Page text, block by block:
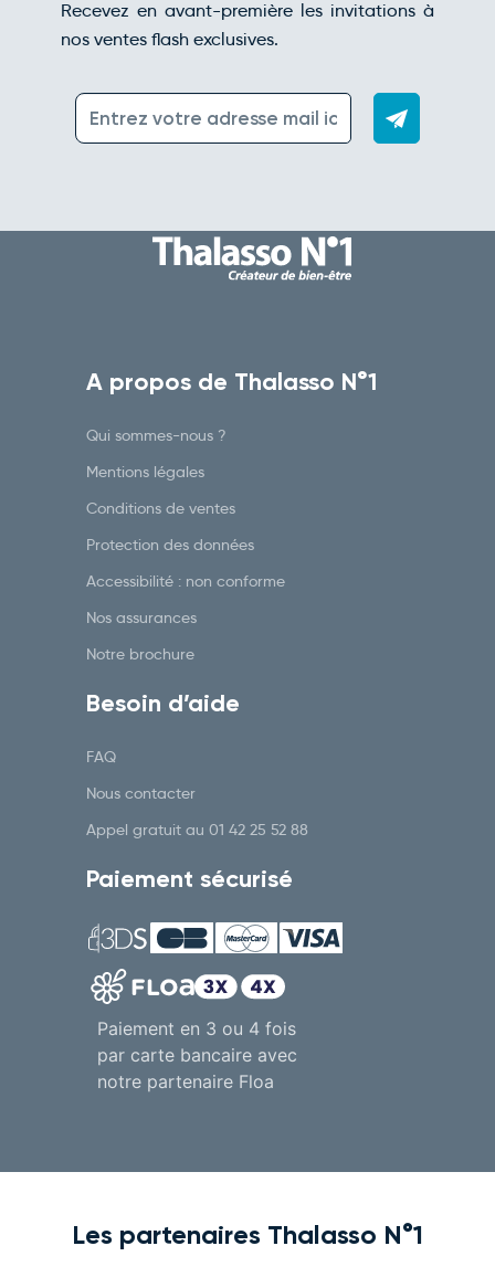
Recevez en avant-première les invitations à
nos ventes flash exclusives.
A propos de Thalasso N°1
Qui sommes-nous ?
Mentions légales
Conditions de ventes
Protection des données
Accessibilité : non conforme
Nos assurances
Notre brochure
Besoin d’aide
FAQ
Nous contacter
Appel gratuit au 01 42 25 52 88
Paiement sécurisé
Paiement en 3 ou 4 fois
par carte bancaire avec
notre partenaire Floa
Les partenaires Thalasso N°1